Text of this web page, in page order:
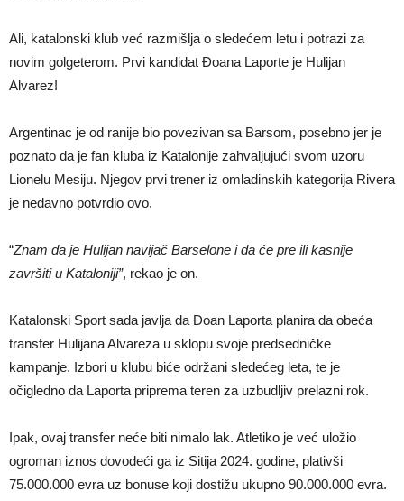
Ali, katalonski klub već razmišlja o sledećem letu i potrazi za
novim golgeterom. Prvi kandidat Đoana Laporte je Hulijan
Alvarez!
Argentinac je od ranije bio povezivan sa Barsom, posebno jer je
poznato da je fan kluba iz Katalonije zahvaljujući svom uzoru
Lionelu Mesiju. Njegov prvi trener iz omladinskih kategorija Rivera
je nedavno potvrdio ovo.
“Znam da je Hulijan navijač Barselone i da će pre ili kasnije
završiti u Kataloniji”, rekao je on.
Katalonski Sport sada javlja da Đoan Laporta planira da obeća
transfer Hulijana Alvareza u sklopu svoje predsedničke
kampanje. Izbori u klubu biće održani sledećeg leta, te je
očigledno da Laporta priprema teren za uzbudljiv prelazni rok.
Ipak, ovaj transfer neće biti nimalo lak. Atletiko je već uložio
ogroman iznos dovodeći ga iz Sitija 2024. godine, plativši
75.000.000 evra uz bonuse koji dostižu ukupno 90.000.000 evra.